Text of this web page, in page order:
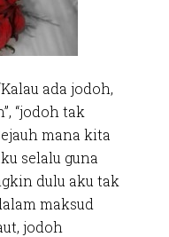
ada jodoh,
“jodoh tak
mana kita
selalu guna
dulu aku tak
maksud
jodoh